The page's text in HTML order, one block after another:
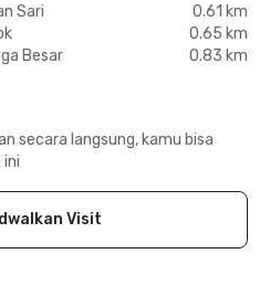
Sari
0.61 km
0.65 km
Besar
0.83 km
secara langsung, kamu bisa
Visit